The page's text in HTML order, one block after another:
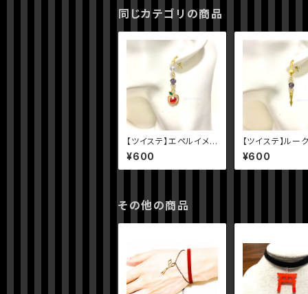
同じカテゴリの商品
【ツイステ】エペルイメ
ージピアス
¥600
【ツイステ】ルー
ジピアス
¥600
その他の商品